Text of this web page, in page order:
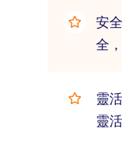
安
全
靈
靈